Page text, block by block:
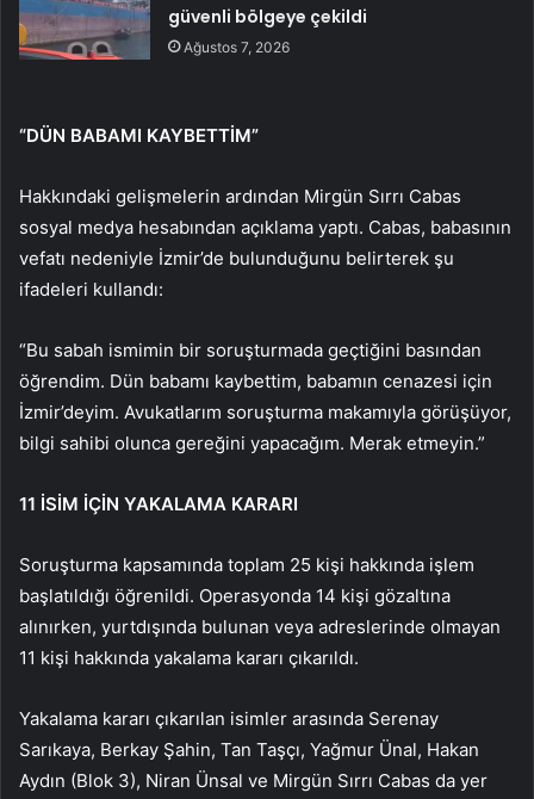
güvenli bölgeye çekildi
Ağustos 7, 2026
“DÜN BABAMI KAYBETTİM”
Hakkındaki gelişmelerin ardından Mirgün Sırrı Cabas
sosyal medya hesabından açıklama yaptı. Cabas, babasının
vefatı nedeniyle İzmir’de bulunduğunu belirterek şu
ifadeleri kullandı:
“Bu sabah ismimin bir soruşturmada geçtiğini basından
öğrendim. Dün babamı kaybettim, babamın cenazesi için
İzmir’deyim. Avukatlarım soruşturma makamıyla görüşüyor,
bilgi sahibi olunca gereğini yapacağım. Merak etmeyin.”
11 İSİM İÇİN YAKALAMA KARARI
Soruşturma kapsamında toplam 25 kişi hakkında işlem
başlatıldığı öğrenildi. Operasyonda 14 kişi gözaltına
alınırken, yurtdışında bulunan veya adreslerinde olmayan
11 kişi hakkında yakalama kararı çıkarıldı.
Yakalama kararı çıkarılan isimler arasında Serenay
Sarıkaya, Berkay Şahin, Tan Taşçı, Yağmur Ünal, Hakan
Aydın (Blok 3), Niran Ünsal ve Mirgün Sırrı Cabas da yer